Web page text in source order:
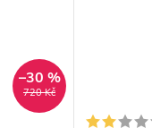
720 Kč
–30 %